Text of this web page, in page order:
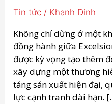
Tin tức / Khanh Dinh
Không chỉ dừng ở một
đồng hành giữa
được kỳ vọng tạo thêm
xây dựng một thương
tảng sản xuất hiện đại,
lực cạnh tranh dài hạn.
tầm
nhìn
xây
dựng
thương
hiệu
thực
phẩm